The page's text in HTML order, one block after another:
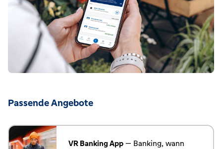
Passende Angebote
VR Banking App — Banking, wann